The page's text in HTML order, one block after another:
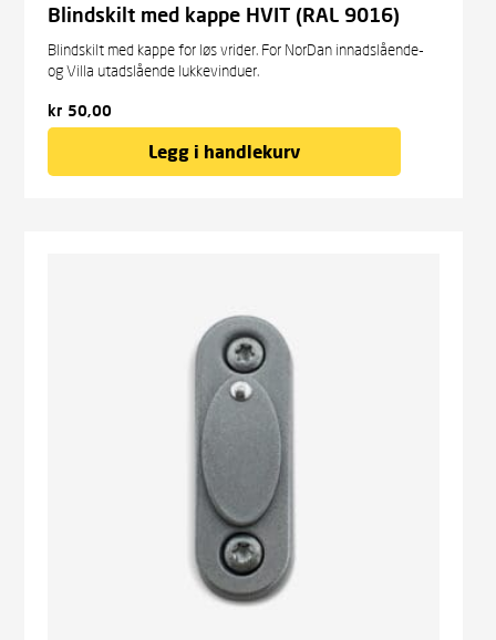
Blindskilt med kappe HVIT (RAL 9016)
Blindskilt med kappe for løs vrider. For NorDan innadslående-
og Villa utadslående lukkevinduer.
kr 50,00
Legg i handlekurv